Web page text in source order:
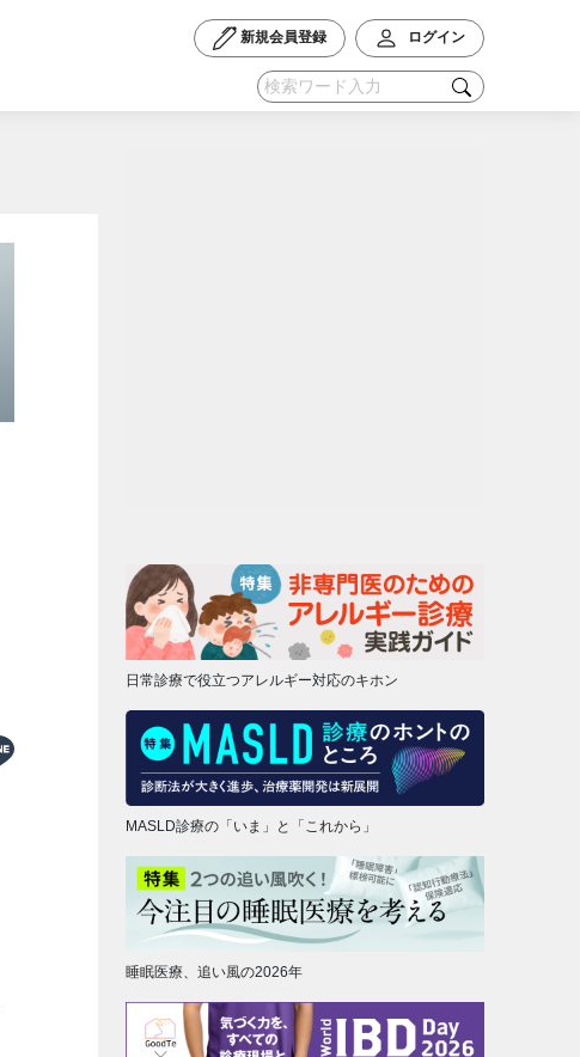
新規会員登録 ログイン
日常診療で役立つアレルギー対応のキホン
MASLD診療の「いま」と「これから」
睡眠医療、追い風の2026年